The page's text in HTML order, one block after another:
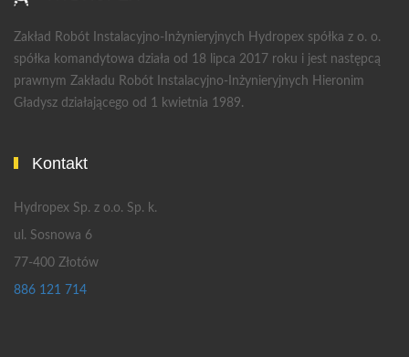
Zakład Robót Instalacyjno-Inżynieryjnych Hydropex spółka z o. o.
spółka komandytowa działa od 18 lipca 2017 roku i jest następcą
prawnym Zakładu Robót Instalacyjno-Inżynieryjnych Hieronim
Gładysz działającego od 1 kwietnia 1989.
Kontakt
Hydropex Sp. z o.o. Sp. k.
ul. Sosnowa 6
77-400 Złotów
886 121 714